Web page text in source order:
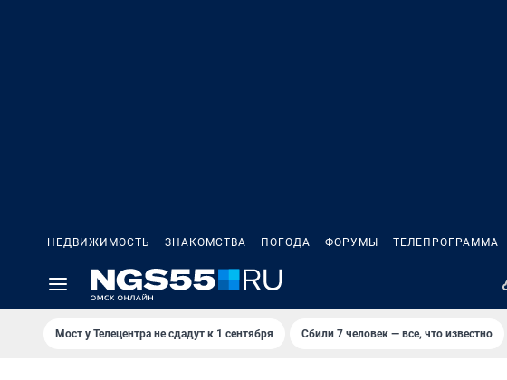
НЕДВИЖИМОСТЬ ЗНАКОМСТВА ПОГОДА ФОРУМЫ ТЕЛЕПРОГРАММА
Мост у Телецентра не сдадут к 1 сентября Сбили 7 человек — все, что известно